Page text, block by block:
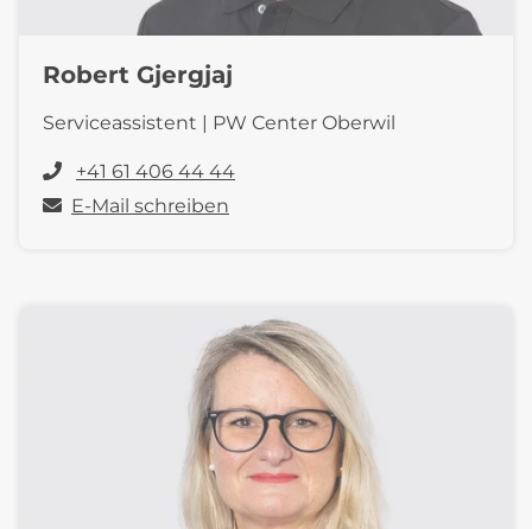
Robert Gjergjaj
Serviceassistent | PW Center Oberwil
+41 61 406 44 44
E-Mail schreiben